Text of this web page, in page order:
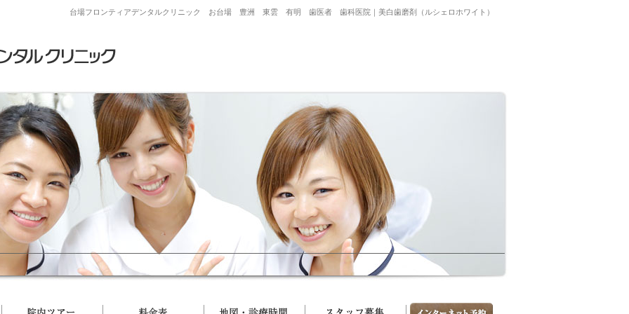
台場フロンティアデンタルクリニック お台場 豊洲 東雲 有明 歯医者 歯科医院｜美白歯磨剤（ルシェロホワイト）
院長・スタッフ 院内ツアー 料金表 地図・診療時間 スタッフ募集